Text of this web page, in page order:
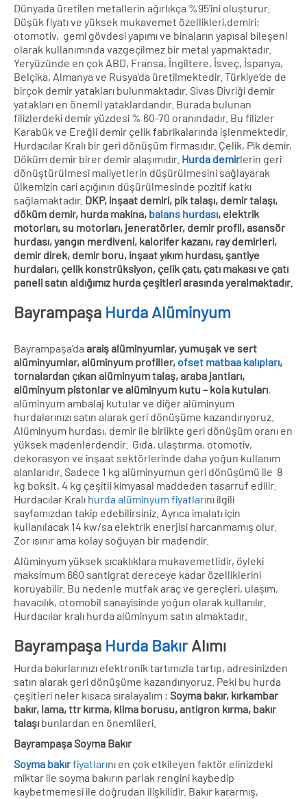
Dünyada üretilen metallerin ağırlıkça %95’ini oluşturur.
Düşük fiyatı ve yüksek mukavemet özellikleri,demiri;
otomotiv, gemi gövdesi yapımı ve binaların yapısal bileşeni
olarak kullanımında vazgeçilmez bir metal yapmaktadır.
Yeryüzünde en çok ABD, Fransa, İngiltere, İsveç, İspanya,
Belçika, Almanya ve Rusya’da üretilmektedir. Türkiye’de de
birçok demir yatakları bulunmaktadır. Sivas Divriği demir
yatakları en önemli yataklardandır. Burada bulunan
filizlerdeki demir yüzdesi % 60-70 oranındadır. Bu filizler
Karabük ve Ereğli demir çelik fabrikalarında işlenmektedir.
Hurdacılar Kralı bir geri dönüşüm firmasıdır. Çelik, Pik demir,
Döküm demir birer demir alaşımıdır. Hurda demirlerin geri
dönüştürülmesi maliyetlerin düşürülmesini sağlayarak
ülkemizin cari açığının düşürülmesinde pozitif katkı
sağlamaktadır. DKP, inşaat demiri, pik talaşı, demir talaşı,
döküm demir, hurda makina, balans hurdası, elektrik
motorları, su motorları, jeneratörler, demir profil, asansör
hurdası, yangın merdiveni, kalorifer kazanı, ray demirleri,
demir direk, demir boru, inşaat yıkım hurdası, şantiye
hurdaları, çelik konstrüksiyon, çelik çatı, çatı makası ve çatı
paneli satın aldığımız hurda çeşitleri arasında yeralmaktadır.
Bayrampaşa Hurda Alüminyum
Bayrampaşa’da araiş alüminyumlar, yumuşak ve sert
alüminyumlar, alüminyum profiller, ofset matbaa kalıpları,
tornalardan çıkan alüminyum talaş, araba jantları,
alüminyum pistonlar ve alüminyum kutu – kola kutuları,
alüminyum ambalaj kutular ve diğer alüminyum
hurdalarınızı satın alarak geri dönüşüme kazandırıyoruz.
Alüminyum hurdası, demir ile birlikte geri dönüşüm oranı en
yüksek madenlerdendir. Gıda, ulaştırma, otomotiv,
dekorasyon ve inşaat sektörlerinde daha yoğun kullanım
alanlarıdır. Sadece 1 kg alüminyumun geri dönüşümü ile 8
kg boksit, 4 kg çeşitli kimyasal maddeden tasarruf edilir.
Hurdacılar Kralı hurda alüminyum fiyatlarını ilgili
sayfamızdan takip edebilirsiniz. Ayrıca imalatı için
kullanılacak 14 kw/sa elektrik enerjisi harcanmamış olur.
Zor ısınır ama kolay soğuyan bir madendir.
Alüminyum yüksek sıcaklıklara mukavemetlidir, öyleki
maksimum 660 santigrat dereceye kadar özelliklerini
koruyabilir. Bu nedenle mutfak araç ve gereçleri, ulaşım,
havacılık, otomobil sanayisinde yoğun olarak kullanılır.
Hurdacılar kralı hurda alüminyum satın almaktadır.
Bayrampaşa Hurda BakırAlımı
Hurda bakırlarınızı elektronik tartımızla tartıp, adresinizden
satın alarak geri dönüşüme kazandırıyoruz. Peki bu hurda
çeşitleri neler kısaca sıralayalım ; Soyma bakır, kırkambar
bakır, lama, ttr kırma, klima borusu, antigron kırma, bakır
talaşı bunlardan en önemlileri.
Bayrampaşa Soyma Bakır
Soyma bakırfiyatlarını en çok etkileyen faktör elinizdeki
miktar ile soyma bakırın parlak rengini kaybedip
kaybetmemesi ile doğrudan ilişkilidir. Bakır kararmış,